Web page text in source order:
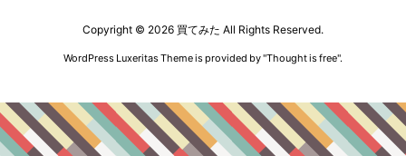
Copyright © 2026 買てみた All Rights Reserved.
WordPress Luxeritas Theme is provided by "Thought is free".